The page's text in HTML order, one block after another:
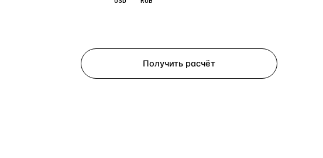
Получить расчёт